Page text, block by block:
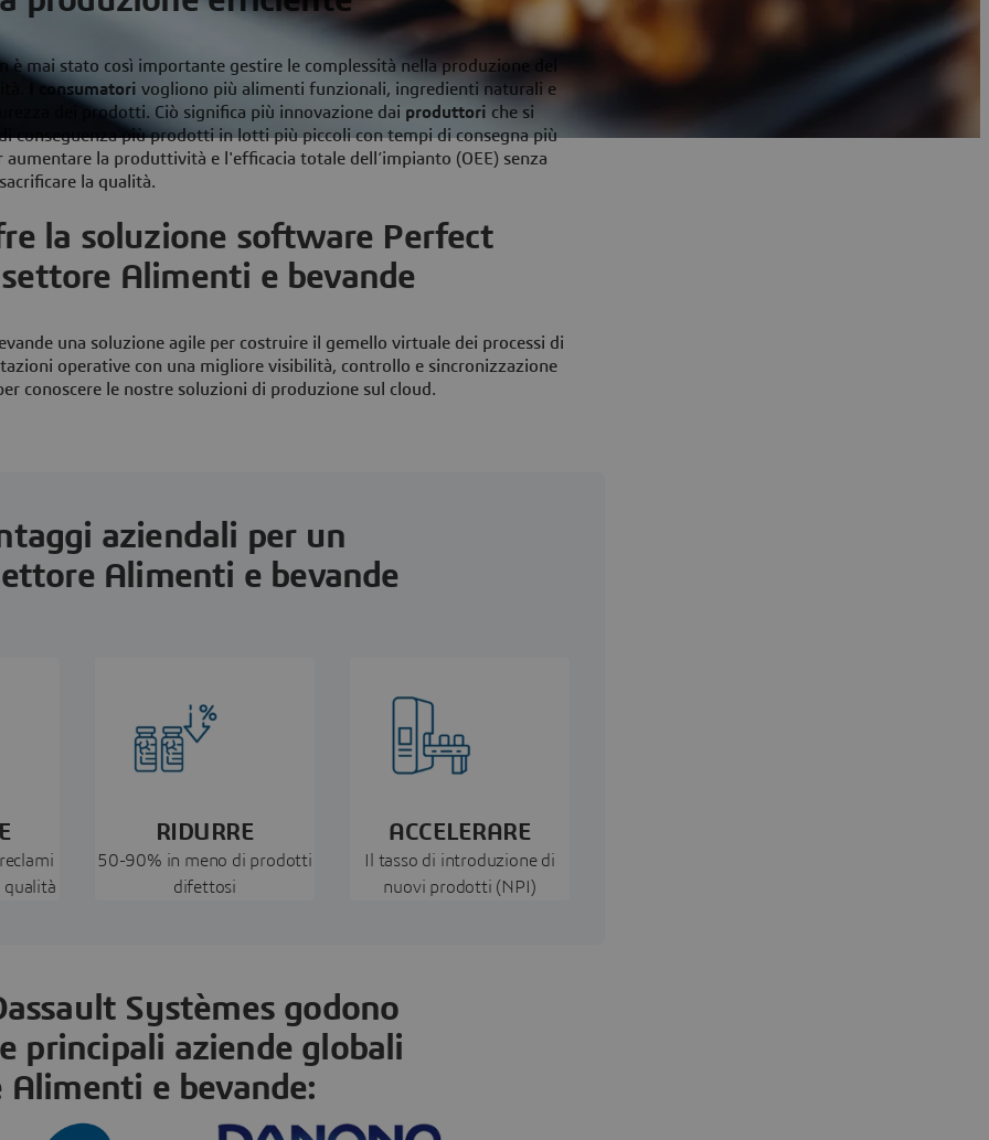
mai stato così importante gestire le complessità nella produzione del
I consumatori vogliono più alimenti funzionali, ingredienti naturali e
dei prodotti. Ciò significa più innovazione dai produttori che si
conseguenza più prodotti in lotti più piccoli con tempi di consegna più
la produttività e l'efficacia totale dell’impianto (OEE) senza
sacrificare la qualità.
la soluzione software Perfect
Alimenti e bevande
una soluzione agile per costruire il gemello virtuale dei processi di
operative con una migliore visibilità, controllo e sincronizzazione
conoscere le nostre soluzioni di produzione sul cloud.
aziendali per un
Alimenti e bevande
qualità
RIDURRE
50-90% in meno di prodotti
difettosi
ACCELERARE
Il tasso di introduzione di
nuovi prodotti (NPI)
Systèmes godono
principali aziende globali
Alimenti e bevande: